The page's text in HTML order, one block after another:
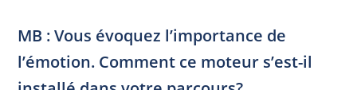
MB : Vous évoquez l’importance de
l’émotion. Comment ce moteur s’est-il